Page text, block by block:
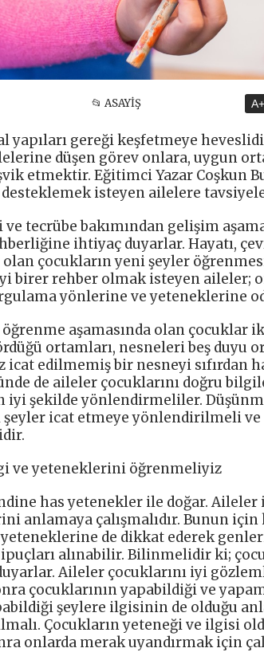
📂 ASAYİŞ A+
yapıları gereği keşfetmeye
düşen görev onlara, uygun
etmektir. Eğitimci Yazar Coşkun
isteyen ailelere
tecrübe bakımından gelişim
ihtiyaç duyarlar. Hayatı,
çocukların yeni şeyler
birer rehber olmak isteyen aileler;
yönlerine ve yeteneklerine
öğrenme aşamasında olan çocuklar
ortamları, nesneleri beş duyu
icat edilmemiş bir nesneyi sıfırdan
de aileler çocuklarını doğru
iyi şekilde yönlendirmeliler.
icat etmeye yönlendirilmeli ve
ve yeteneklerini öğrenmeliyiz
has yetenekler ile doğar.
anlamaya çalışmalıdır. Bunun
de dikkat ederek
ipuçları alınabilir. Bilinmelidir ki;
Aileler çocuklarını iyi
çocuklarının yapabildiği ve
şeylere ilgisinin de olduğu
Çocukların yeteneği ve ilgisi
onlarda merak uyandırmak için